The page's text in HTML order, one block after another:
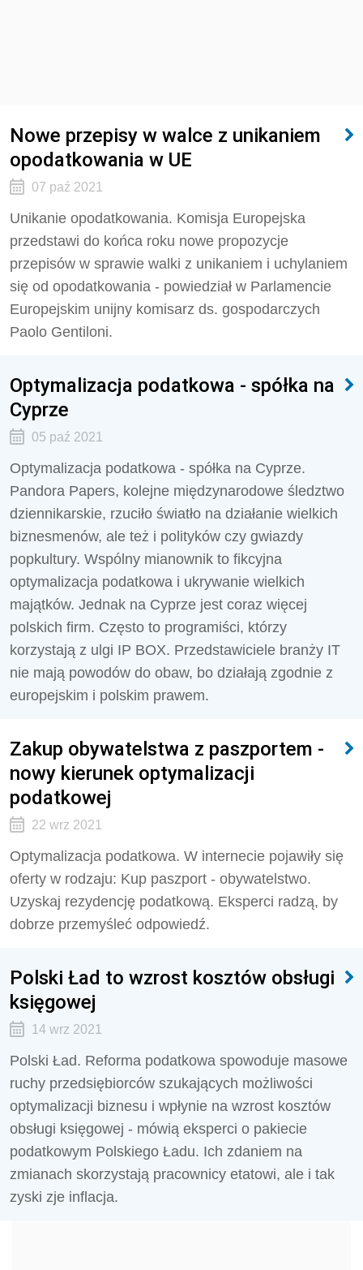
Nowe przepisy w walce z unikaniem
opodatkowania w UE
07 paź 2021
Unikanie opodatkowania. Komisja Europejska
przedstawi do końca roku nowe propozycje
przepisów w sprawie walki z unikaniem i uchylaniem
się od opodatkowania - powiedział w Parlamencie
Europejskim unijny komisarz ds. gospodarczych
Paolo Gentiloni.
Optymalizacja podatkowa - spółka na
Cyprze
05 paź 2021
Optymalizacja podatkowa - spółka na Cyprze.
Pandora Papers, kolejne międzynarodowe śledztwo
dziennikarskie, rzuciło światło na działanie wielkich
biznesmenów, ale też i polityków czy gwiazdy
popkultury. Wspólny mianownik to fikcyjna
optymalizacja podatkowa i ukrywanie wielkich
majątków. Jednak na Cyprze jest coraz więcej
polskich firm. Często to programiści, którzy
korzystają z ulgi IP BOX. Przedstawiciele branży IT
nie mają powodów do obaw, bo działają zgodnie z
europejskim i polskim prawem.
Zakup obywatelstwa z paszportem -
nowy kierunek optymalizacji
podatkowej
22 wrz 2021
Optymalizacja podatkowa. W internecie pojawiły się
oferty w rodzaju: Kup paszport - obywatelstwo.
Uzyskaj rezydencję podatkową. Eksperci radzą, by
dobrze przemyśleć odpowiedź.
Polski Ład to wzrost kosztów obsługi
księgowej
14 wrz 2021
Polski Ład. Reforma podatkowa spowoduje masowe
ruchy przedsiębiorców szukających możliwości
optymalizacji biznesu i wpłynie na wzrost kosztów
obsługi księgowej - mówią eksperci o pakiecie
podatkowym Polskiego Ładu. Ich zdaniem na
zmianach skorzystają pracownicy etatowi, ale i tak
zyski zje inflacja.